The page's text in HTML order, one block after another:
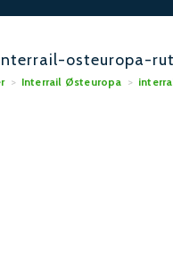
osteuropa-
> Interrail Østeuropa >